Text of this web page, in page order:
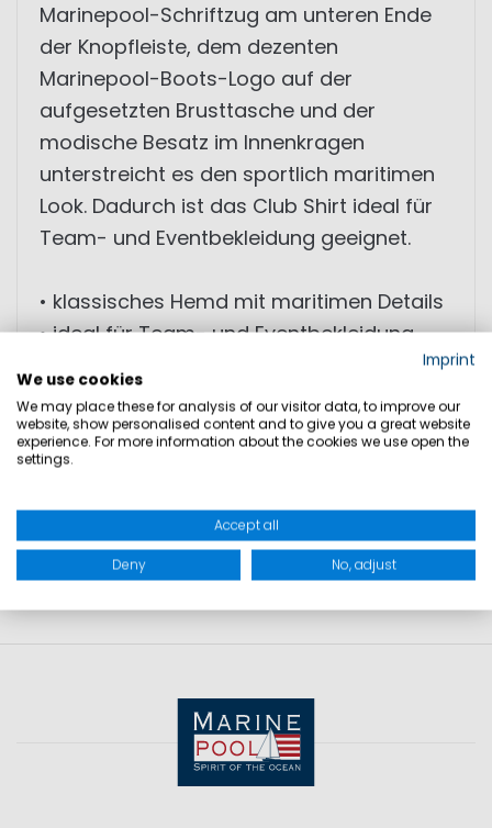
Marinepool-Schriftzug am unteren Ende
der Knopfleiste, dem dezenten
Marinepool-Boots-Logo auf der
aufgesetzten Brusttasche und der
modische Besatz im Innenkragen
unterstreicht es den sportlich maritimen
Look. Dadurch ist das Club Shirt ideal für
Team- und Eventbekleidung geeignet.
• klassisches Hemd mit maritimen Details
• ideal für Team- und Eventbekleidung
• bequem, léger und vielseitig
GRÖSSEN
PRODUKTSICHERHEIT
Imprint
We use cookies
We may place these for analysis of our visitor data, to improve our
website, show personalised content and to give you a great website
experience. For more information about the cookies we use open the
settings.
Accept all
Deny No, adjust